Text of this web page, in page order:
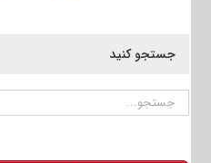
جستجو کنید
جستجو